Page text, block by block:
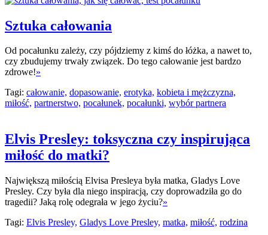
Sztuka całowania
Od pocałunku zależy, czy pójdziemy z kimś do łóżka, a nawet to,
czy zbudujemy trwały związek. Do tego całowanie jest bardzo
zdrowe!»
Tagi: całowanie, dopasowanie, erotyka, kobieta i mężczyzna,
miłość, partnerstwo, pocałunek, pocałunki, wybór partnera
Elvis Presley: toksyczna czy inspirująca
miłość do matki?
Największą miłością Elvisa Presleya była matka, Gladys Love
Presley. Czy była dla niego inspiracją, czy doprowadziła go do
tragedii? Jaką rolę odegrała w jego życiu?»
Tagi: Elvis Presley, Gladys Love Presley, matka, miłość, rodzina